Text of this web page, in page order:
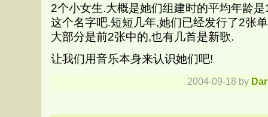
2个小女生.大概是她们组建时的平均年龄
这个名字吧.短短几年,她们已经发行了2张
大部分是前2张中的,也有几首是新歌.
让我们用音乐本身来认识她们吧!
2004-09-18 by